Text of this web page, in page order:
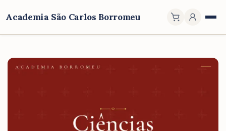
Academia São Carlos Borromeu